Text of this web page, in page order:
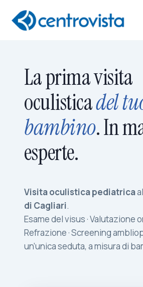
contenuto
La prima visita
oculisticadel
bambino. In
esperte.
Visita oculistica pediatricaal
di Cagliari.
Esame del visus · Valutazione
Refrazione · Screening
un’unica seduta, a misura di